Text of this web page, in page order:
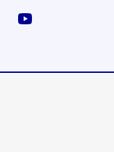
Instagram